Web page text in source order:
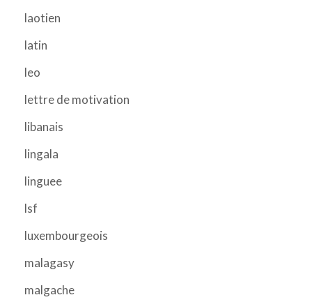
laotien
latin
leo
lettre de motivation
libanais
lingala
linguee
lsf
luxembourgeois
malagasy
malgache